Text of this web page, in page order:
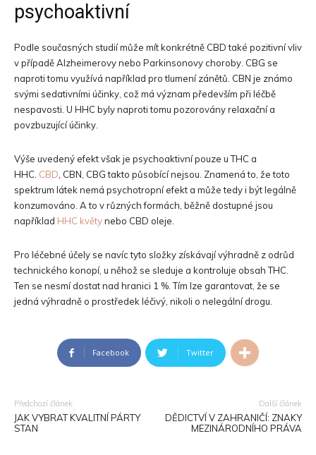
psychoaktivní
Podle současných studií může mít konkrétně CBD také pozitivní vliv
v případě Alzheimerovy nebo Parkinsonovy choroby. CBG se
naproti tomu využívá například pro tlumení zánětů. CBN je známo
svými sedativními účinky, což má význam především při léčbě
nespavosti. U HHC byly naproti tomu pozorovány relaxační a
povzbuzující účinky.
Výše uvedený efekt však je psychoaktivní pouze u THC a
HHC. CBD , CBN, CBG takto působící nejsou. Znamená to, že toto
spektrum látek nemá psychotropní efekt a může tedy i být legálně
konzumováno. A to v různých formách, běžně dostupné jsou
například HHC květynebo CBD oleje.
Pro léčebné účely se navíc tyto složky získávají výhradně z odrůd
technického konopí, u něhož se sleduje a kontroluje obsah THC.
Ten se nesmí dostat nad hranici 1 %. Tím lze garantovat, že se
jedná výhradně o prostředek léčivý, nikoli o nelegální drogu.
Facebook Twitter
Předchozí článek
JAK VYBRAT KVALITNÍ PÁRTY
STAN
Další článek
DĚDICTVÍ V ZAHRANIČÍ: ZNAKY
MEZINÁRODNÍHO PRÁVA